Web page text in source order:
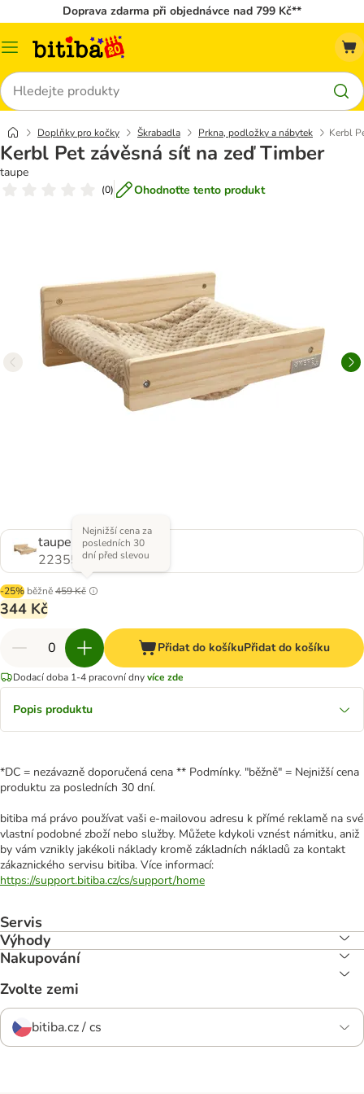
Doprava zdarma při objednávce nad 799 Kč**
Kategorie
Hledat
Doplňky pro kočky Škrabadla Prkna, podložky a nábytek Kerbl
Kerbl Pet závěsná síť na zeď Timber
taupe
(0) Ohodnoťte tento produkt
taupe
2235533.0
-25% běžně459 Kč
Nejnižší cena za
posledních 30
dní před slevou
344 Kč
Přidat do košíkuPřidat do košíku
Dodací doba 1-4 pracovní dnyvíce zde
Popis produktu
*DC = nezávazně doporučená cena ** Podmínky. "běžně" = Nejnižší cena
produktu za posledních 30 dní.
bitiba má právo používat vaši e-mailovou adresu k přímé reklamě na své
vlastní podobné zboží nebo služby. Můžete kdykoli vznést námitku, aniž
by vám vznikly jakékoli náklady kromě základních nákladů za kontakt
zákaznického servisu bitiba. Více informací:
https://support.bitiba.cz/cs/support/home
Servis
Výhody
Nakupování
Zvolte zemi
bitiba.cz / cs